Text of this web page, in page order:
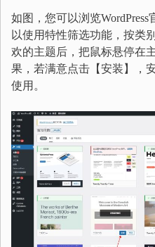
如图，您可以浏览
以使用特性筛选功能，按类
欢的主题后，把鼠标悬停在
果，若满意点击【安装】，
使用。